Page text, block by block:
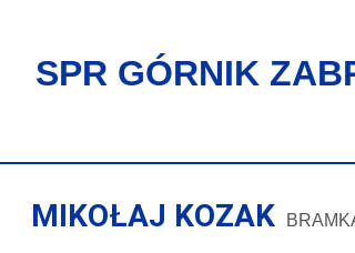
SPR GÓRNIK
MIKOŁAJ KOZAK